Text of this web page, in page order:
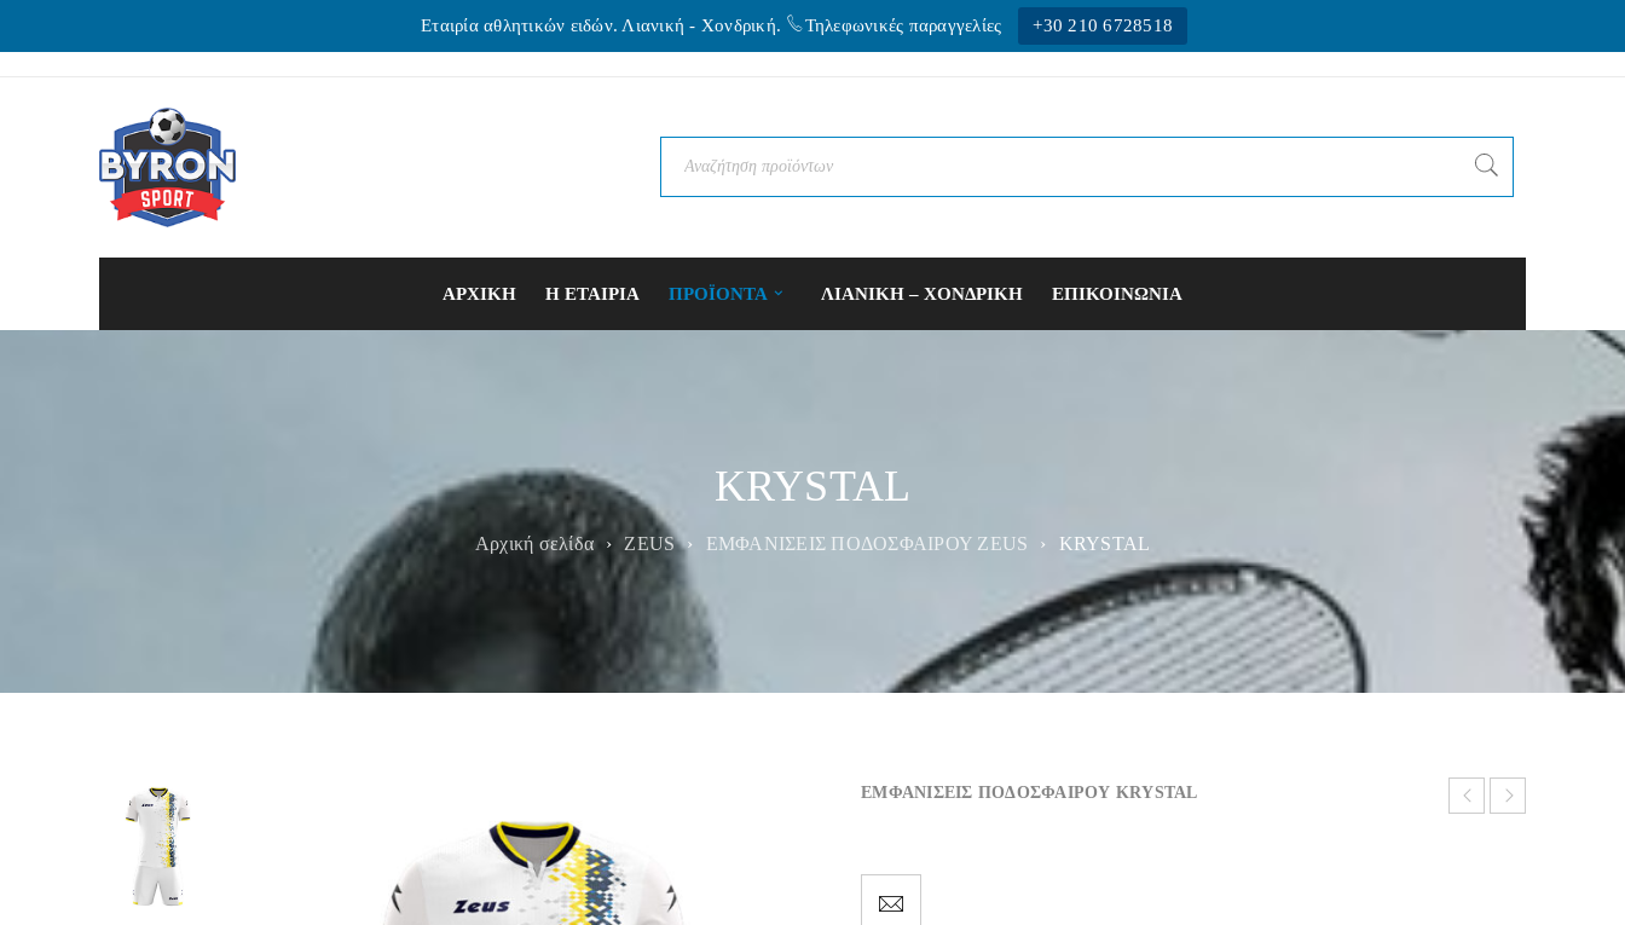
Εταιρία αθλητικών ειδών. Λιανική - Xονδρική. Τηλεφωνικές παραγγελίες +30 210 6728518
ΑΡΧΙΚΗ Η ΕΤΑΙΡΙΑ ΠΡΟΪΟΝΤΑ ΛΙΑΝΙΚΗ – ΧΟΝΔΡΙΚΗ ΕΠΙΚΟΙΝΩΝΙΑ
KRYSTAL
Αρχική σελίδα › ZEUS › ΕΜΦΑΝΙΣΕΙΣ ΠΟΔΟΣΦΑΙΡΟΥ ZEUS › KRYSTAL
ΕΜΦΑΝΙΣΕΙΣ ΠΟΔΟΣΦΑΙΡΟΥ KRYSTAL